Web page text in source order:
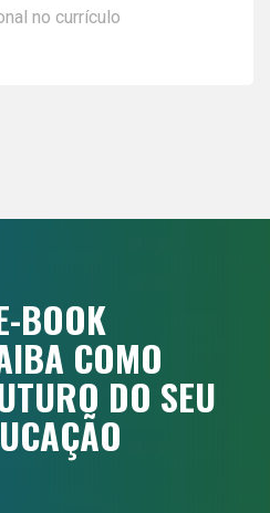
no currículo
BOOK
COMO
DO SEU